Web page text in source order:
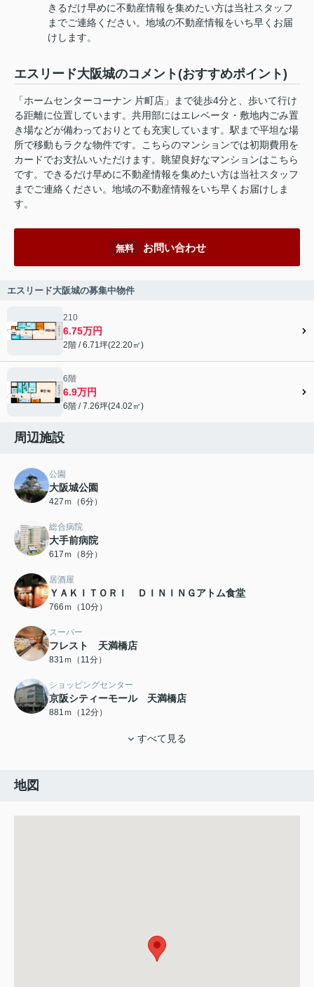
きるだけ早めに不動産情報を集めたい方は当社スタッフ
までご連絡ください。地域の不動産情報をいち早くお届
けします。
エスリード大阪城のコメント(おすすめポイント)
「ホームセンターコーナン 片町店」まで徒歩4分と、歩いて行け
る距離に位置しています。共用部にはエレベータ・敷地内ごみ置
き場などが備わっておりとても充実しています。駅まで平坦な場
所で移動もラクな物件です。こちらのマンションでは初期費用を
カードでお支払いいただけます。眺望良好なマンションはこちら
です。できるだけ早めに不動産情報を集めたい方は当社スタッフ
までご連絡ください。地域の不動産情報をいち早くお届けしま
す。
無料 お問い合わせ
エスリード大阪城の募集中物件
210
6.75万円
2階 / 6.71坪(22.20㎡)
6階
6.9万円
6階 / 7.26坪(24.02㎡)
周辺施設
公園
大阪城公園
427ｍ（6分）
総合病院
大手前病院
617ｍ（8分）
居酒屋
ＹＡＫＩＴＯＲＩ ＤＩＮＩＮＧアトム食堂
766ｍ（10分）
スーパー
フレスト 天満橋店
831ｍ（11分）
ショッピングセンター
京阪シティーモール 天満橋店
881ｍ（12分）
すべて見る
地図